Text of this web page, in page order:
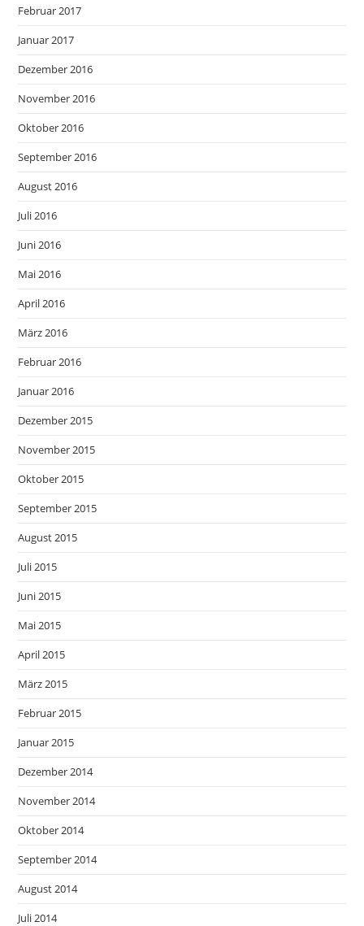
Februar 2017
Januar 2017
Dezember 2016
November 2016
Oktober 2016
September 2016
August 2016
Juli 2016
Juni 2016
Mai 2016
April 2016
März 2016
Februar 2016
Januar 2016
Dezember 2015
November 2015
Oktober 2015
September 2015
August 2015
Juli 2015
Juni 2015
Mai 2015
April 2015
März 2015
Februar 2015
Januar 2015
Dezember 2014
November 2014
Oktober 2014
September 2014
August 2014
Juli 2014